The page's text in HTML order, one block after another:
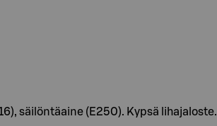
säilöntäaine (E250). Kypsä lihajaloste.